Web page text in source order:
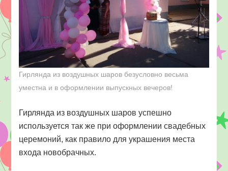
Гирлянда из воздушных шаров безусловно весьма
уместна и в оформлении выпускных вечеров!
Гирлянда из воздушных шаров успешно
используется так же при оформлении свадебных
церемоний, как правило для украшения места
входа новобрачных.